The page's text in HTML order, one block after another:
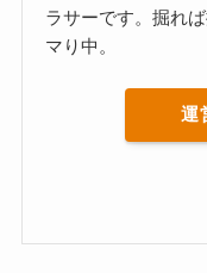
ラサーです。掘れ
マり中。
運